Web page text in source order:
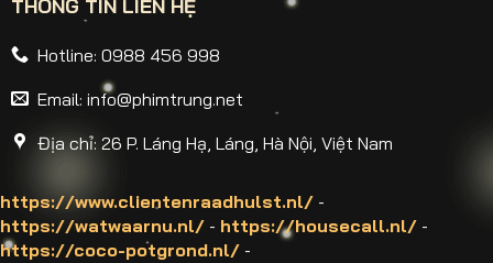
THÔNG TIN LIÊN HỆ
Hotline: 0988 456 998
Email: info@phimtrung.net
Địa chỉ: 26 P. Láng Hạ, Láng, Hà Nội, Việt Nam
https://www.clientenraadhulst.nl/ -
https://watwaarnu.nl/ - https://housecall.nl/ -
https://coco-potgrond.nl/ -